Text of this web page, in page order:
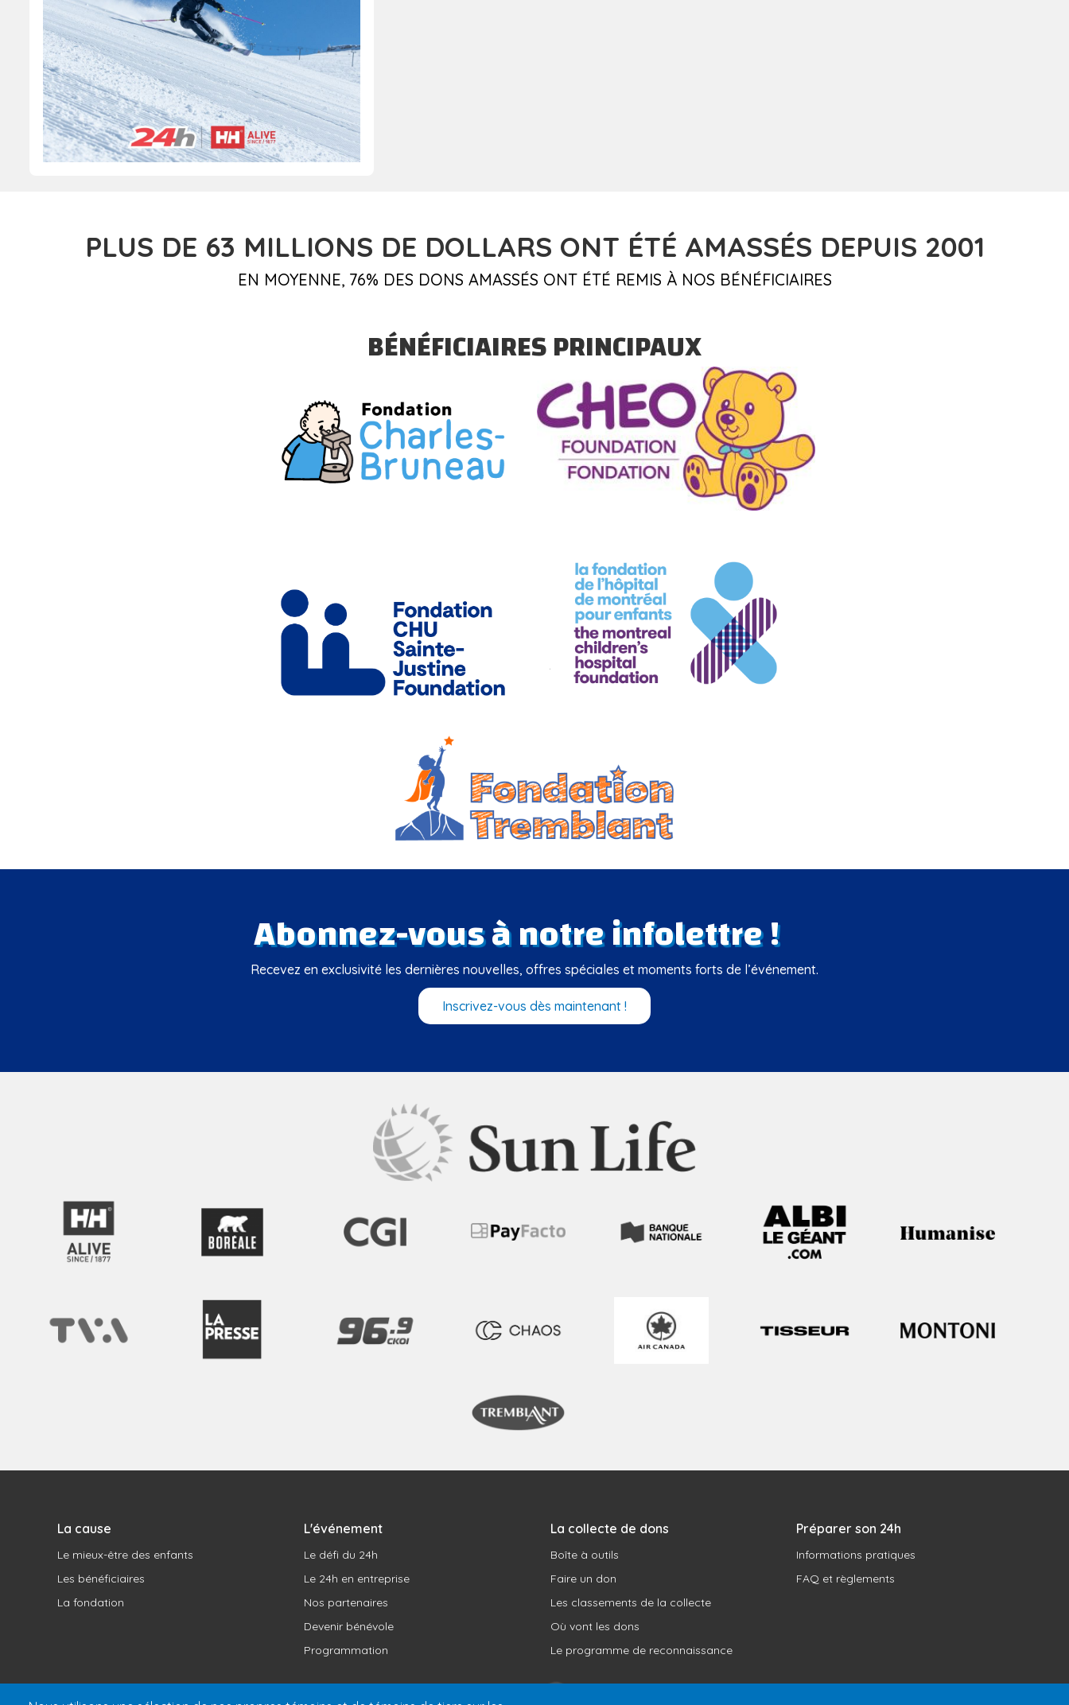
PLUS DE 63 MILLIONS DE DOLLARS ONT ÉTÉ AMASSÉS DEPUIS 2001
EN MOYENNE, 76% DES DONS AMASSÉS ONT ÉTÉ REMIS À NOS BÉNÉFICIAIRES
BÉNÉFICIAIRES PRINCIPAUX
Abonnez-vous à notre infolettre !
Recevez en exclusivité les dernières nouvelles, offres spéciales et moments forts de l’événement.
Inscrivez-vous dès maintenant !
La cause
Le mieux-être des enfants
Les bénéficiaires
La fondation
L'événement
Le défi du 24h
Le 24h en entreprise
Nos partenaires
Devenir bénévole
Programmation
La collecte de dons
Boîte à outils
Faire un don
Les classements de la collecte
Où vont les dons
Le programme de reconnaissance
Préparer son 24h
Informations pratiques
FAQ et règlements